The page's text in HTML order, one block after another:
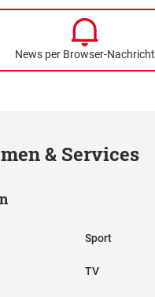
News per Browser-Nachricht
& Services
Sport
TV